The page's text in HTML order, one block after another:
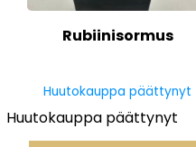
Rubiinisormus
Huutokauppa päättynyt
Huutokauppa päättynyt